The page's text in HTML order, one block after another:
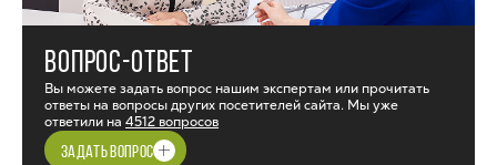
ВОПРОС-ОТВЕТ
Вы можете задать вопрос нашим экспертам или прочитать
ответы на вопросы других посетителей сайта. Мы уже
ответили на 4512 вопросов
ЗАДАТЬ ВОПРОС